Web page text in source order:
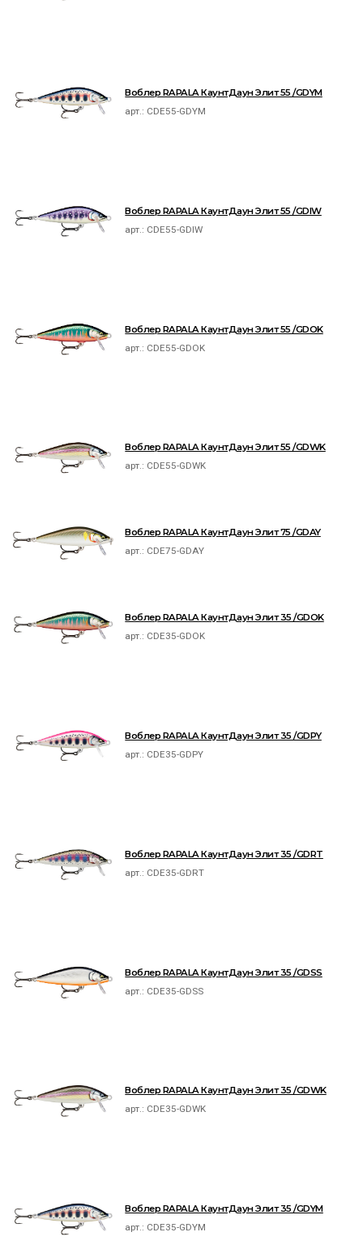
Воблер RAPALA КаунтДаун Элит 55 /GDYM
арт.: CDE55-GDYM
Воблер RAPALA КаунтДаун Элит 55 /GDIW
арт.: CDE55-GDIW
Воблер RAPALA КаунтДаун Элит 55 /GDOK
арт.: CDE55-GDOK
Воблер RAPALA КаунтДаун Элит 55 /GDWK
арт.: CDE55-GDWK
Воблер RAPALA КаунтДаун Элит 75 /GDAY
арт.: CDE75-GDAY
Воблер RAPALA КаунтДаун Элит 35 /GDOK
арт.: CDE35-GDOK
Воблер RAPALA КаунтДаун Элит 35 /GDPY
арт.: CDE35-GDPY
Воблер RAPALA КаунтДаун Элит 35 /GDRT
арт.: CDE35-GDRT
Воблер RAPALA КаунтДаун Элит 35 /GDSS
арт.: CDE35-GDSS
Воблер RAPALA КаунтДаун Элит 35 /GDWK
арт.: CDE35-GDWK
Воблер RAPALA КаунтДаун Элит 35 /GDYM
арт.: CDE35-GDYM